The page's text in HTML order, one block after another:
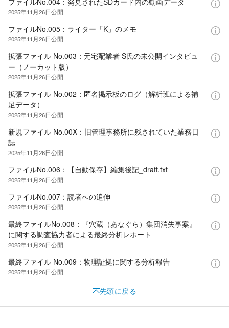
2025年11月26日公開
ファイルNo.005：ライター「K」のメモ
2025年11月26日公開
拡張ファイル No.003：元宅配業者 S氏の未公開インタビュ
ー（ノーカット版）
2025年11月26日公開
拡張ファイル No.002：匿名掲示板のログ（解析班による補
足データ）
2025年11月26日公開
新規ファイル No.00X：旧管理事務所に残されていた業務日
誌
2025年11月26日公開
ファイルNo.006：【自動保存】編集後記_draft.txt
2025年11月26日公開
ファイルNo.007：読者への追伸
2025年11月26日公開
最終ファイルNo.008：『穴蔵（あなぐら）集団消失事案』
に関する調査協力者による最終分析レポート
2025年11月26日公開
最終ファイル No.009：物理証拠に関する分析報告
2025年11月26日公開
先頭に戻る